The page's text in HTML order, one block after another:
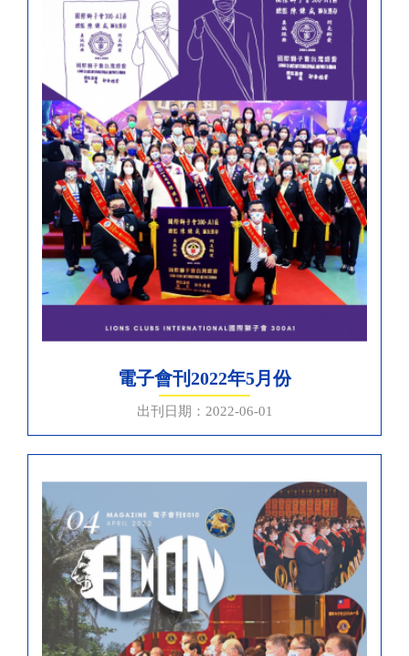
電子會刊2022年5月份
出刊日期：2022-06-01